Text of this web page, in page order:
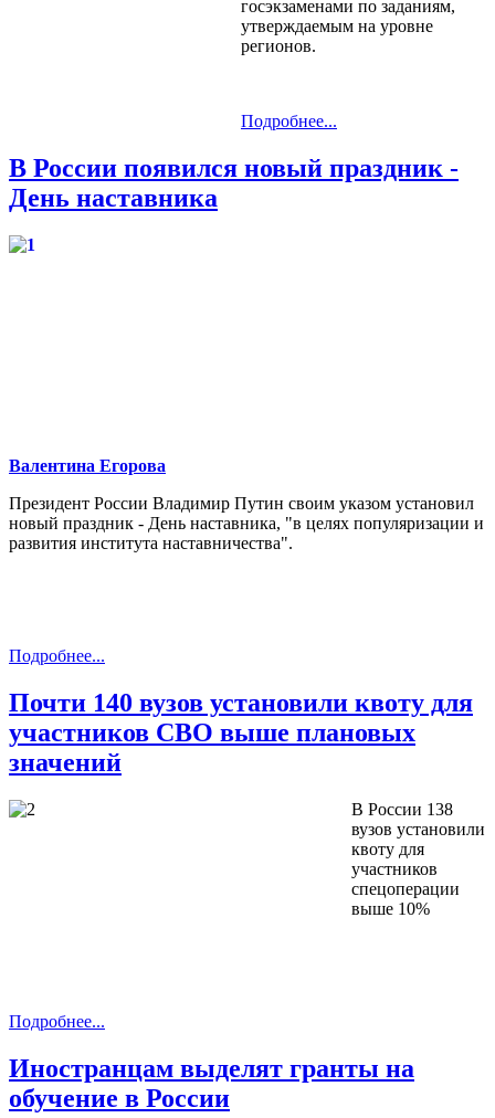
госэкзаменами по заданиям,
утверждаемым на уровне
регионов.
Подробнее...
В России появился новый праздник -
День наставника
Валентина Егорова
Президент России Владимир Путин своим указом установил
новый праздник - День наставника, "в целях популяризации и
развития института наставничества".
Подробнее...
Почти 140 вузов установили квоту для
участников СВО выше плановых
значений
В России 138
вузов установили
квоту для
участников
спецоперации
выше 10%
Подробнее...
Иностранцам выделят гранты на
обучение в России